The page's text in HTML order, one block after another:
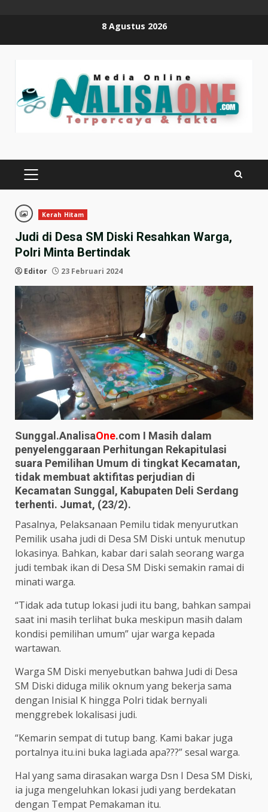
8 Agustus 2026
PRIMARY
Kerah Hitam
Judi di Desa SM Diski Resahkan Warga,
Polri Minta Bertindak
Editor 23 Februari 2024
Sunggal.AnalisaOne.com I Masih dalam
penyelenggaraan Perhitungan Rekapitulasi
suara Pemilihan Umum di tingkat Kecamatan,
tidak membuat aktifitas perjudian di
Kecamatan Sunggal, Kabupaten Deli Serdang
terhenti. Jumat, (23/2).
Pasalnya, Pelaksanaan Pemilu tidak menyurutkan
Pemilik usaha judi di Desa SM Diski untuk menutup
lokasinya. Bahkan, kabar dari salah seorang warga
judi tembak ikan di Desa SM Diski semakin ramai di
minati warga.
“Tidak ada tutup lokasi judi itu bang, bahkan sampai
saat ini masih terlihat buka meskipun masih dalam
kondisi pemilihan umum” ujar warga kepada
wartawan.
Warga SM Diski menyebutkan bahwa Judi di Desa
SM Diski diduga milik oknum yang bekerja sama
dengan Inisial K hingga Polri tidak bernyali
menggrebek lokalisasi judi.
“Kemarin sempat di tutup bang. Kami bakar juga
portalnya itu.ini buka lagi.ada apa???” sesal warga.
Hal yang sama dirasakan warga Dsn I Desa SM Diski,
ia juga mengeluhkan lokasi judi yang berdekatan
dengan Tempat Pemakaman itu.